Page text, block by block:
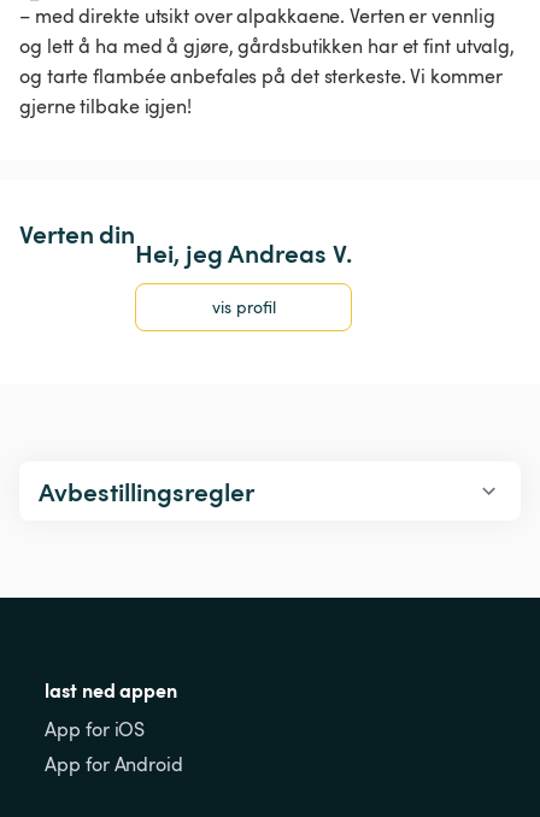
– med direkte utsikt over alpakkaene. Verten er vennlig
og lett å ha med å gjøre, gårdsbutikken har et fint utvalg,
og tarte flambée anbefales på det sterkeste. Vi kommer
gjerne tilbake igjen!
Verten din
Hei, jeg Andreas V.
vis profil
Avbestillingsregler
last ned appen
App for iOS
App for Android